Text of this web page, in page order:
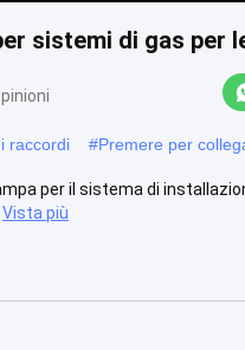
sistemi di gas per
raccordi #Premere per
per il sistema di
Vista più